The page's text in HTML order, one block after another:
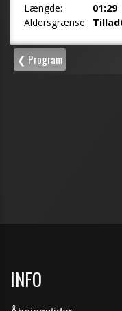
INFO